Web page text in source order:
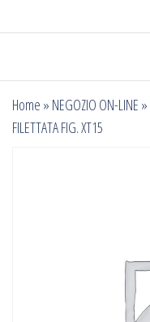
Home » NEGOZIO ON-LINE »
FILETTATA FIG. XT15